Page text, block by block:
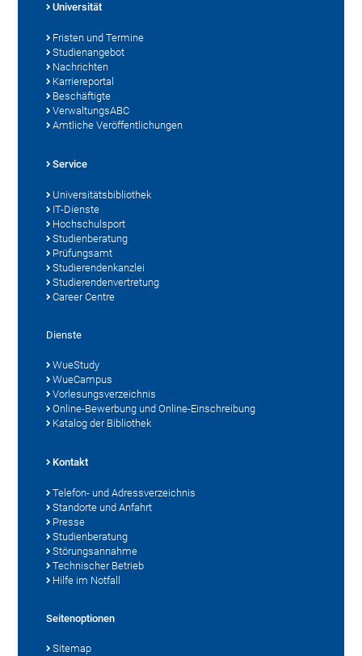
Universität
Fristen und Termine
Studienangebot
Nachrichten
Karriereportal
Beschäftigte
VerwaltungsABC
Amtliche Veröffentlichungen
Service
Universitätsbibliothek
IT-Dienste
Hochschulsport
Studienberatung
Prüfungsamt
Studierendenkanzlei
Studierendenvertretung
Career Centre
Dienste
WueStudy
WueCampus
Vorlesungsverzeichnis
Online-Bewerbung und Online-Einschreibung
Katalog der Bibliothek
Kontakt
Telefon- und Adressverzeichnis
Standorte und Anfahrt
Presse
Studienberatung
Störungsannahme
Technischer Betrieb
Hilfe im Notfall
Seitenoptionen
Sitemap